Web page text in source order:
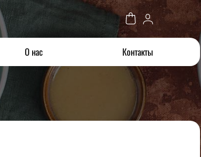
О нас Контакты